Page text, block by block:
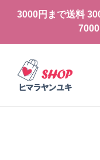
ン
3000円まで送料